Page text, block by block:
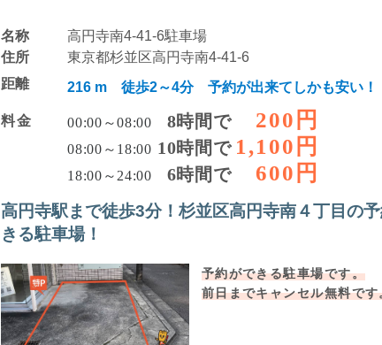
名称
高円寺南4-41-6駐車場
住所
東京都杉並区高円寺南4-41-6
距離
216 m 徒歩2～4分 予約が出来てしかも安い！
料金 00:00～08:00 8時間で 200円
08:00～18:00 10時間で 1,100円
18:00～24:00 6時間で 600円
高円寺駅まで徒歩3分！杉並区高円寺南４丁目の
きる駐車場！
予約ができる駐車場です。
前日までキャンセル無料です